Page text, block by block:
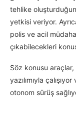
tehlike
yetkisi veriyor.
polis ve acil
çıkabilecekleri
Söz konusu araçlar,
yazılımıyla
otonom sürüş